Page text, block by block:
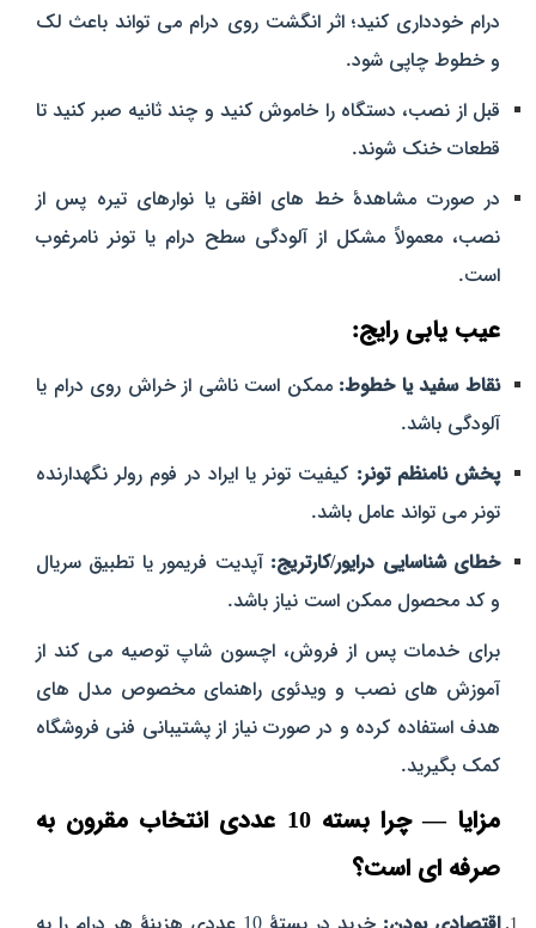
درام خودداری کنید؛ اثر انگشت روی درام می‌ تواند باعث لک
و خطوط چاپی شود.
قبل از نصب، دستگاه را خاموش کنید و چند ثانیه صبر کنید تا
قطعات خنک شوند.
در صورت مشاهدهٔ خط‌ های افقی یا نوارهای تیره پس از
نصب، معمولاً مشکل از آلودگی سطح درام یا تونر نامرغوب
است.
عیب‌ یابی رایج:
نقاط سفید یا خطوط: ممکن است ناشی از خراش روی درام یا
آلودگی باشد.
پخش نامنظم تونر: کیفیت تونر یا ایراد در فوم رولر نگهدارنده
تونر می‌ تواند عامل باشد.
خطای شناسایی درایور/کارتریج: آپدیت فریمور یا تطبیق سریال
و کد محصول ممکن است نیاز باشد.
برای خدمات پس از فروش، اچسون شاپ توصیه می‌ کند از
آموزش‌ های نصب و ویدئوی راهنمای مخصوص مدل‌ های
هدف استفاده کرده و در صورت نیاز از پشتیبانی فنی فروشگاه
کمک بگیرید.
مزایا — چرا بسته 10 عددی انتخاب مقرون‌ به‌
صرفه‌ ای است؟